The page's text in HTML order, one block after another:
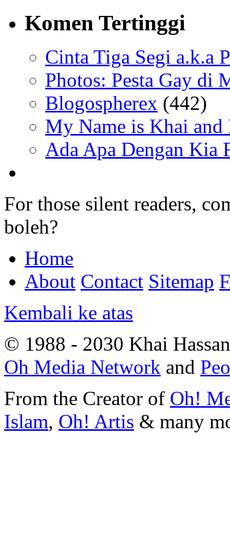
Komen Tertinggi
Cinta Tiga Segi a.k.a
Photos: Pesta Gay di
Blogospherex (442)
My Name is Khai
Ada Apa Dengan Kia
For those silent readers,
boleh?
Home
About Contact Sitemap
Kembali ke atas
© 1988 - 2030 Khai
Oh Media Network and
From the Creator of Oh!
Islam, Oh! Artis & many